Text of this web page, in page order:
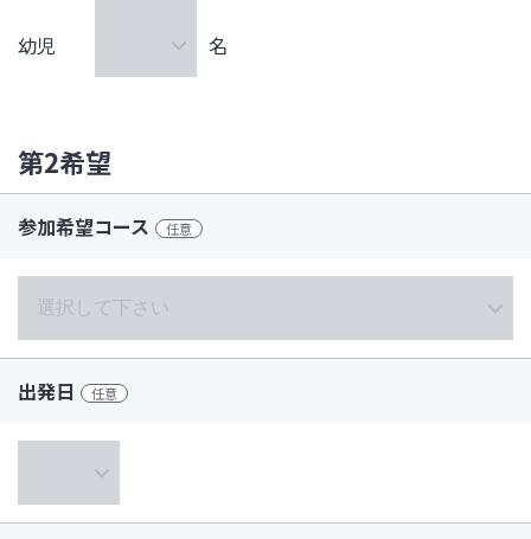
幼児 名
第2希望
参加希望コース 任意
出発日 任意